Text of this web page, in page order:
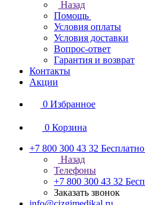
Назад
Помощь
Условия оплаты
Условия доставки
Вопрос-ответ
Гарантия и возврат
Контакты
Акции
0 Избранное
0 Корзина
+7 800 300 43 32
Назад
Телефоны
+7 800 300 43 32
Заказать звонок